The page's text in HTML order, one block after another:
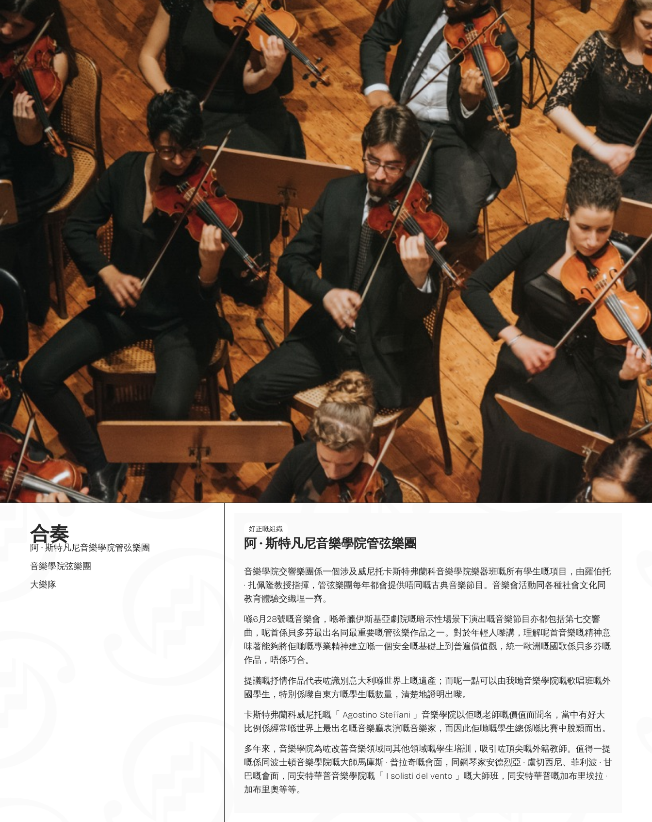
合奏
阿 · 斯特凡尼音樂學院管弦樂團
音樂學院弦樂團
大樂隊
好正嘅組織
阿 · 斯特凡尼音樂學院管弦樂團
音樂學院交響樂團係一個涉及威尼托卡斯特弗蘭科音樂學院樂器班嘅所有學生嘅項目，由羅伯托
· 扎佩隆教授指揮，管弦樂團每年都會提供唔同嘅古典音樂節目。音樂會活動同各種社會文化同
教育體驗交織埋一齊。
喺6月28號嘅音樂會，喺希臘伊斯基亞劇院嘅暗示性場景下演出嘅音樂節目亦都包括第七交響
曲，呢首係貝多芬最出名同最重要嘅管弦樂作品之一。對於年輕人嚟講，理解呢首音樂嘅精神意
味著能夠將佢哋嘅專業精神建立喺一個安全嘅基礎上到普遍價值觀，統一歐洲嘅國歌係貝多芬嘅
作品，唔係巧合。
提議嘅抒情作品代表咗識別意大利喺世界上嘅遺產；而呢一點可以由我哋音樂學院嘅歌唱班嘅外
國學生，特別係嚟自東方嘅學生嘅數量，清楚地證明出嚟。
卡斯特弗蘭科威尼托嘅「 Agostino Steffani 」音樂學院以佢嘅老師嘅價值而聞名，當中有好大
比例係經常喺世界上最出名嘅音樂廳表演嘅音樂家，而因此佢哋嘅學生總係喺比賽中脫穎而出。
多年來，音樂學院為咗改善音樂領域同其他領域嘅學生培訓，吸引咗頂尖嘅外籍教師。值得一提
嘅係同波士頓音樂學院嘅大師馬庫斯 · 普拉奇嘅會面，同鋼琴家安德烈亞 · 盧切西尼、菲利波 · 甘
巴嘅會面，同安特華普音樂學院嘅「 I solisti del vento 」嘅大師班，同安特華普嘅加布里埃拉 ·
加布里奧等等。